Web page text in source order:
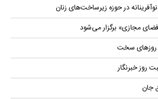
در حوزه زیرساخت‏‌های زنان
مجازی» برگزار می‌شود
روزهای سخت
روز خبرنگار
جان